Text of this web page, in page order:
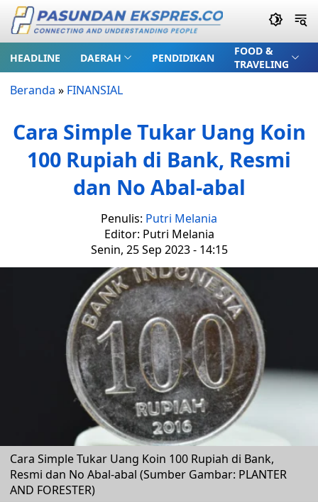
HEADLINE DAERAH PENDIDIKAN
FOOD &
TRAVELING
Beranda » FINANSIAL
Cara Simple Tukar Uang Koin
100 Rupiah di Bank, Resmi
dan No Abal-abal
Penulis: Putri Melania
Editor: Putri Melania
Senin, 25 Sep 2023 - 14:15
Cara Simple Tukar Uang Koin 100 Rupiah di Bank,
Resmi dan No Abal-abal (Sumber Gambar: PLANTER
AND FORESTER)